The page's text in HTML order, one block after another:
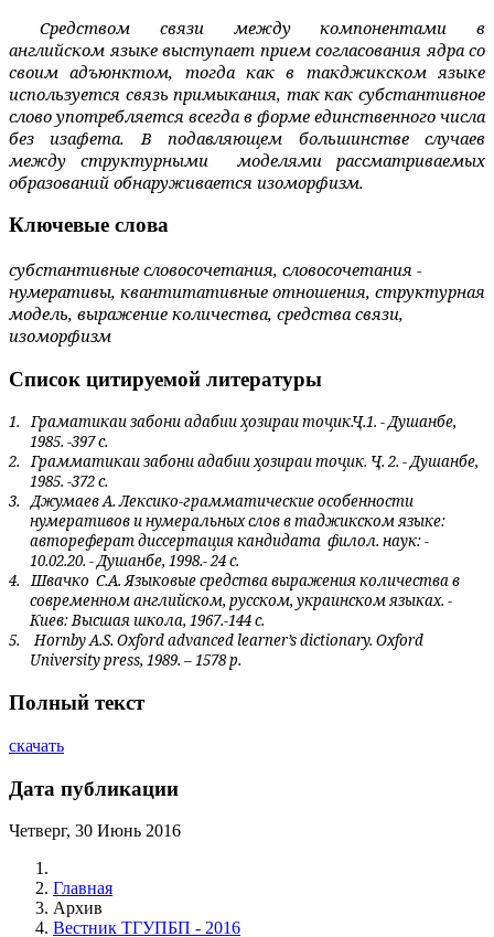
Средством связи между компонентами в
английском языке выступает прием согласования ядра со
своим адъюнктом, тогда как в такджикском языке
используется связь примыкания, так как субстантивное
слово употребляется всегда в форме единственного числа
без изафета. В подавляющем большинстве случаев
между структурными
моделями рассматриваемых
образований обна­ружи­вается изоморфизм.
Ключевые слова
субстантивные словосочетания, словосочетания -
нумеративы, квантитативные отношения, структурная
модель, выражение количества, средства связи,
изоморфизм
Список цитируемой литературы
1.
Граматикаи забони адабии ҳозираи тоҷик.Ҷ.1. - Душанбе,
1985. -397 с.
2.
Грамматикаи забони адабии ҳозираи тоҷик. Ҷ. 2. - Душанбе,
1985. -372 с.
3.
Джумаев А. Лексико-грамматические особенности
нумеративов и нумеральных слов в таджикском языке:
автореферат диссертация кандидата филол. наук: -
10.02.20. - Душанбе, 1998.- 24 с.
4.
Швачко С.А. Языковые средства выражения количества в
современном английском, русском, украинском языках. -
Киев: Высшая школа, 1967.-144c.
5.
Hornby A.S. Oxford advanced learner’s dictionary. Oxford
University press, 1989. – 1578 p.
Полный текст
скачать
Дата публикации
Четверг, 30 Июнь 2016
Главная
Архив
Вестник ТГУПБП - 2016